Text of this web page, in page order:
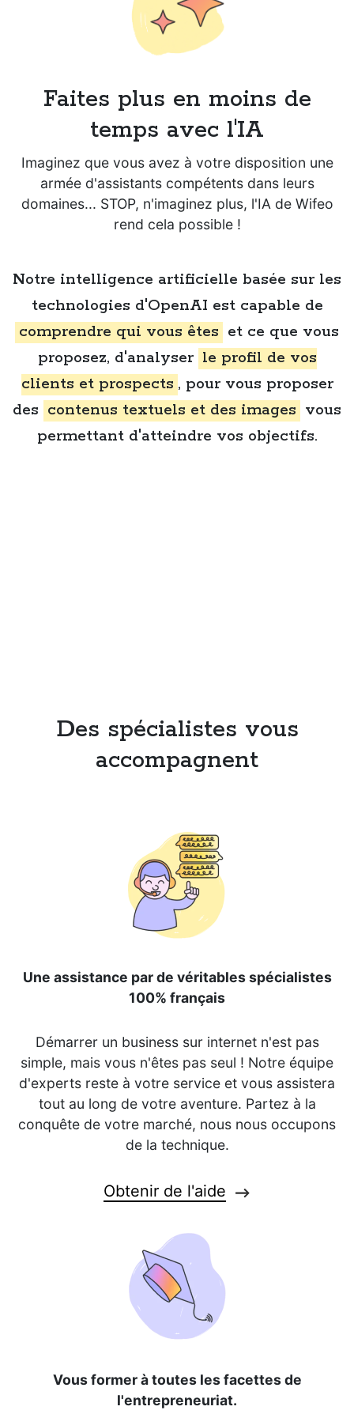
Faites plus en moins de
temps avec l'IA
Imaginez que vous avez à votre disposition une
armée d'assistants compétents dans leurs
domaines... STOP, n'imaginez plus, l'IA de Wifeo
rend cela possible !
Notre intelligence artificielle basée sur les
technologies d'OpenAI est capable de
comprendre qui vous êtes et ce que vous
proposez, d'analyser le profil de vos
clients et prospects , pour vous proposer
des contenus textuels et des images vous
permettant d'atteindre vos objectifs.
Des spécialistes vous
accompagnent
Une assistance par de véritables spécialistes
100% français
Démarrer un business sur internet n'est pas
simple, mais vous n'êtes pas seul ! Notre équipe
d'experts reste à votre service et vous assistera
tout au long de votre aventure. Partez à la
conquête de votre marché, nous nous occupons
de la technique.
Obtenir de l'aide
Vous former à toutes les facettes de
l'entrepreneuriat.